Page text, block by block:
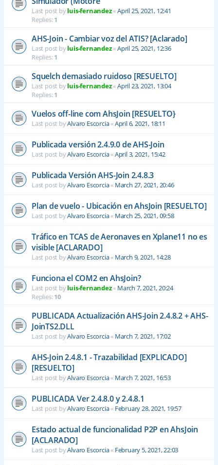
Last post byluis-fernandez«April 25, 2021, 12:41
Replies:1
AHS-Join - Cambiar voz del ATIS? [Aclarado]
Last post byluis-fernandez«April 25, 2021, 12:36
Replies:1
Squelch demasiado ruidoso [RESUELTO]
Last post byluis-fernandez«April 23, 2021, 13:04
Replies:1
Vuelos off-line com AhsJoin [RESUELTO}
Last post byAlvaro Escorcia«April 6, 2021, 18:11
Publicada versión 2.4.9.0 de AHS-Join
Last post byAlvaro Escorcia«April 3, 2021, 15:42
Publicada Versión AHS-Join 2.4.8.3
Last post byAlvaro Escorcia« March 27, 2021, 20:46
Plan de vuelo - Ubicación en AhsJoin [RESUELTO]
Last post byAlvaro Escorcia« March 25, 2021, 09:58
Tráfico en TCAS de Aeronaves en Xplane11 no es
visible [ACLARADO]
Last post byAlvaro Escorcia« March 9, 2021, 14:28
Funciona el COM2 en AhsJoin?
Last post byluis-fernandez« March 7, 2021, 20:24
Replies:10
PUBLICADA Actualización AHS-Join 2.4.8.2 + AHS-
JoinTS2.DLL
Last post byAlvaro Escorcia« March 7, 2021, 17:02
AHS-Join 2.4.8.1 - Trazabilidad [EXPLICADO]
[RESUELTO]
Last post byAlvaro Escorcia« March 7, 2021, 16:53
PUBLICADA Ver 2.4.8.0 y 2.4.8.1
Last post byAlvaro Escorcia« February 28, 2021, 19:57
Estado actual de funcionalidad P2P en AhsJoin
[ACLARADO]
Last post byAlvaro Escorcia« February 5, 2021, 22:03